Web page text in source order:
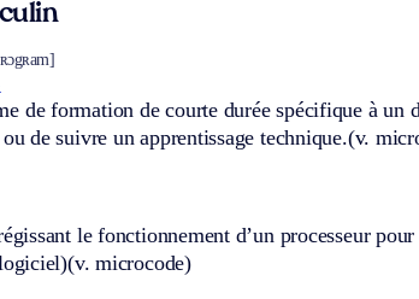
de formation de courte durée spécifique à un
de suivre un apprentissage technique.(v.
le fonctionnement d’un processeur
(v. microcode)